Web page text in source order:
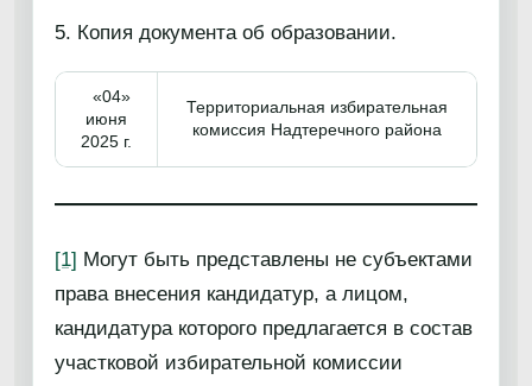
5. Копия документа об образовании.
«04»
июня
2025 г.
Территориальная избирательная
комиссия Надтеречного района
[1] Могут быть представлены не субъектами
права внесения кандидатур, а лицом,
кандидатура которого предлагается в состав
участковой избирательной комиссии